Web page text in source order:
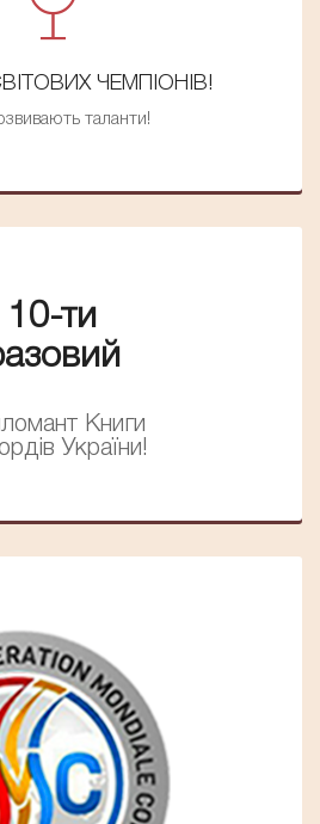
ЧЕМПІОНІВ!
таланти!
10-ти
Книги
України!